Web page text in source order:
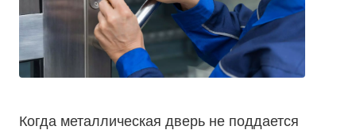
Когда металлическая дверь не поддается